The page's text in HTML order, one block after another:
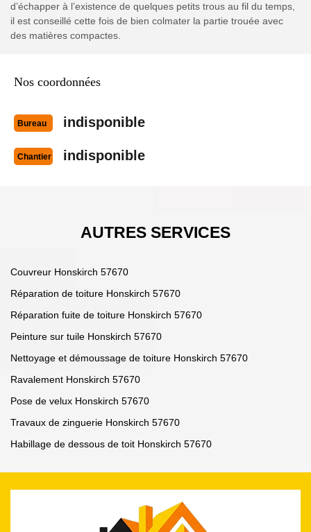
d’échapper à l’existence de quelques petits trous au fil du temps,
il est conseillé cette fois de bien colmater la partie trouée avec
des matières compactes.
Nos coordonnées
Bureau indisponible
Chantier indisponible
AUTRES SERVICES
Couvreur Honskirch 57670
Réparation de toiture Honskirch 57670
Réparation fuite de toiture Honskirch 57670
Peinture sur tuile Honskirch 57670
Nettoyage et démoussage de toiture Honskirch 57670
Ravalement Honskirch 57670
Pose de velux Honskirch 57670
Travaux de zinguerie Honskirch 57670
Habillage de dessous de toit Honskirch 57670